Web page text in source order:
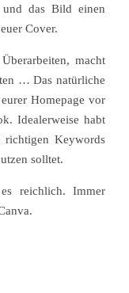
das Bild einen
Cover.
macht
… Das natürliche
Homepage vor
Idealerweise habt
Keywords
solltet.
reichlich. Immer